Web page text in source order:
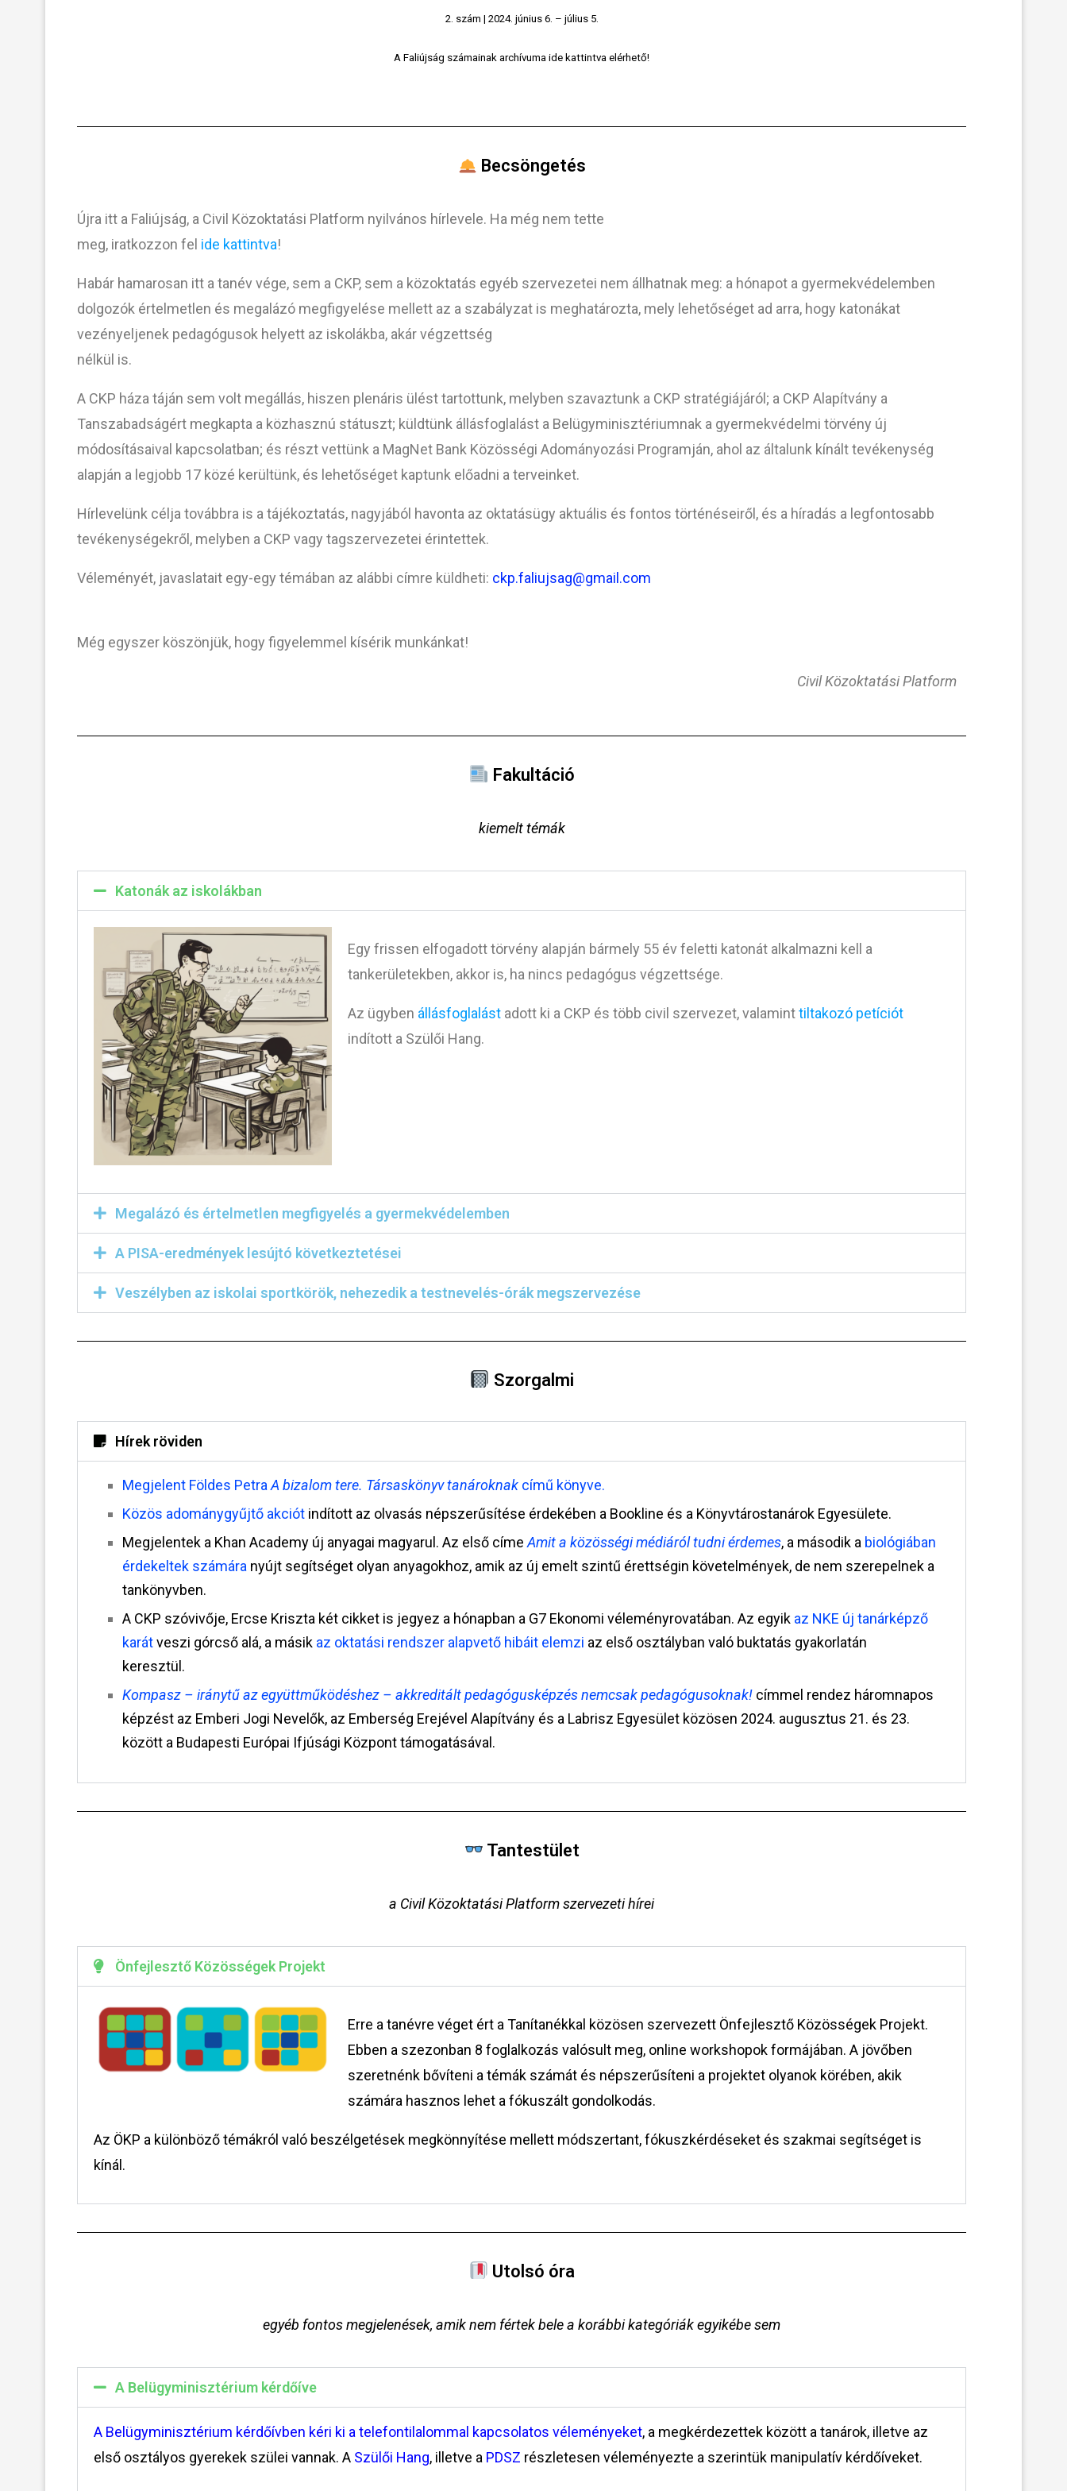
2. szám | 2024. június 6. – július 5.
A Faliújság számainak archívuma ide kattintva elérhető!
Becsöngetés
Újra itt a Faliújság, a Civil Közoktatási Platform nyilvános hírlevele. Ha még nem tette
meg, iratkozzon fel ide kattintva!
Habár hamarosan itt a tanév vége, sem a CKP, sem a közoktatás egyéb szervezetei nem állhatnak meg: a hónapot a gyermekvédelemben
dolgozók értelmetlen és megalázó megfigyelése mellett az a szabályzat is meghatározta, mely lehetőséget ad arra, hogy katonákat
vezényeljenek pedagógusok helyett az iskolákba, akár végzettség
nélkül is.
A CKP háza táján sem volt megállás, hiszen plenáris ülést tartottunk, melyben szavaztunk a CKP stratégiájáról; a CKP Alapítvány a
Tanszabadságért megkapta a közhasznú státuszt; küldtünk állásfoglalást a Belügyminisztériumnak a gyermekvédelmi törvény új
módosításaival kapcsolatban; és részt vettünk a MagNet Bank Közösségi Adományozási Programján, ahol az általunk kínált tevékenység
alapján a legjobb 17 közé kerültünk, és lehetőséget kaptunk előadni a terveinket.
Hírlevelünk célja továbbra is a tájékoztatás, nagyjából havonta az oktatásügy aktuális és fontos történéseiről, és a híradás a legfontosabb
tevékenységekről, melyben a CKP vagy tagszervezetei érintettek.
Véleményét, javaslatait egy-egy témában az alábbi címre küldheti: ckp.faliujsag@gmail.com
Még egyszer köszönjük, hogy figyelemmel kísérik munkánkat!
Civil Közoktatási Platform
Fakultáció
kiemelt témák
Katonák az iskolákban
Egy frissen elfogadott törvény alapján bármely 55 év feletti katonát alkalmazni kell a
tankerületekben, akkor is, ha nincs pedagógus végzettsége.
Az ügyben állásfoglalást adott ki a CKP és több civil szervezet, valaminttiltakozó petíciót
indított a Szülői Hang.
Megalázó és értelmetlen megfigyelés a gyermekvédelemben
A PISA-eredmények lesújtó következtetései
Veszélyben az iskolai sportkörök, nehezedik a testnevelés-órák megszervezése
Szorgalmi
Hírek röviden
Megjelent Földes Petra A bizalom tere. Társaskönyv tanároknak című könyve.
Közös adománygyűjtő akciót indított az olvasás népszerűsítése érdekében a Bookline és a Könyvtárostanárok Egyesülete.
Megjelentek a Khan Academy új anyagai magyarul. Az első címe Amit a közösségimédiáról tudni érdemes, a második a biológiában
érdekeltek számára nyújt segítséget olyan anyagokhoz, amik az új emelt szintű érettségin követelmények, de nem szerepelnek a
tankönyvben.
A CKP szóvivője, Ercse Kriszta két cikket is jegyez a hónapban a G7 Ekonomi véleményrovatában. Az egyik az NKE új tanárképző
karátveszi górcső alá, a másik az oktatási rendszer alapvető hibáit elemzi az első osztályban való buktatás gyakorlatán
keresztül.
Kompasz – iránytű az együttműködéshez – akkreditált pedagógusképzés nemcsakpedagógusoknak! címmel rendez háromnapos
képzést az Emberi Jogi Nevelők, az Emberség Erejével Alapítvány és a Labrisz Egyesület közösen 2024. augusztus 21. és 23.
között a Budapesti Európai Ifjúsági Központ támogatásával.
Tantestület
a Civil Közoktatási Platform szervezeti hírei
Önfejlesztő Közösségek Projekt
Erre a tanévre véget ért a Tanítanékkal közösen szervezett Önfejlesztő Közösségek Projekt.
Ebben a szezonban 8 foglalkozás valósult meg, online workshopok formájában. A jövőben
szeretnénk bővíteni a témák számát és népszerűsíteni a projektet olyanok körében, akik
számára hasznos lehet a fókuszált gondolkodás.
Az ÖKP a különböző témákról való beszélgetések megkönnyítése mellett módszertant, fókuszkérdéseket és szakmai segítséget is
kínál.
Utolsó óra
egyéb fontos megjelenések, amik nem fértek bele a korábbi kategóriák egyikébe sem
A Belügyminisztérium kérdőíve
A Belügyminisztérium kérdőívben kéri ki a telefontilalommal kapcsolatos véleményeket, a megkérdezettek között a tanárok, illetve az
első osztályos gyerekek szülei vannak. A Szülői Hang, illetve a PDSZ részletesen véleményezte a szerintük manipulatív kérdőíveket.